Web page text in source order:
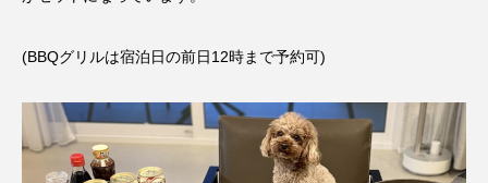
(BBQグリルは宿泊日の前日12時まで予約可)